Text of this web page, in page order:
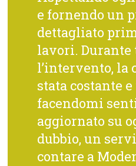
e fornendo un
dettagliato
lavori. Durante
l’intervento, la
stata costante
facendomi
aggiornato su
dubbio, un
contare a